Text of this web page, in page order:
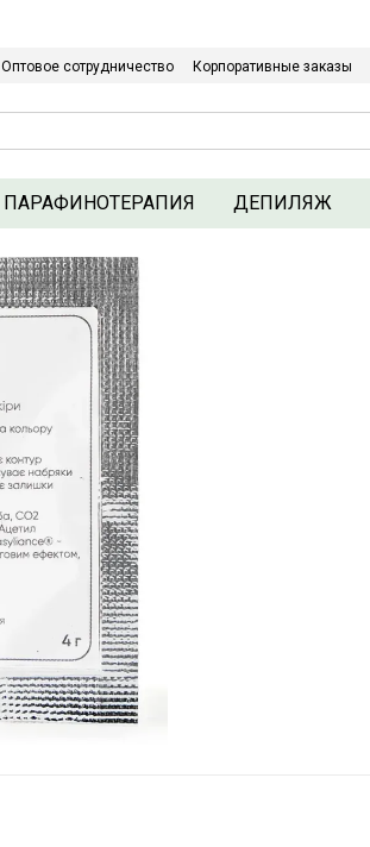
Оптовое сотрудничество Корпоративные заказы
ПАРАФИНОТЕРАПИЯ ДЕПИЛЯЖ